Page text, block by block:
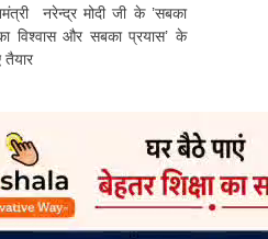
नरेन्द्र मोदी जी के ’सबका
विश्वास और सबका प्रयास’ के